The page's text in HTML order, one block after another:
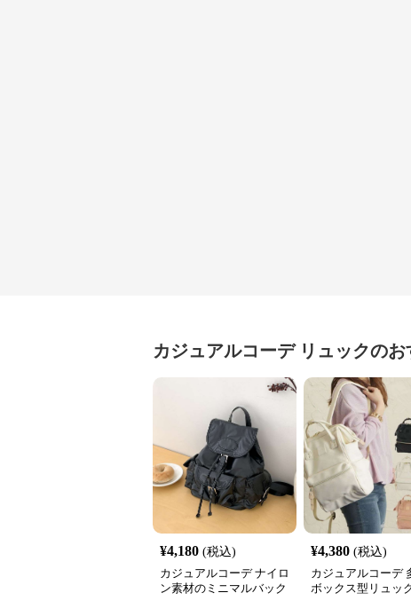
カジュアルコーデ リュックのお
¥4,180 (税込)
カジュアルコーデ ナイロ
ン素材のミニマルバック
¥4,380 (税込)
カジュアルコーデ
ボックス型リュッ